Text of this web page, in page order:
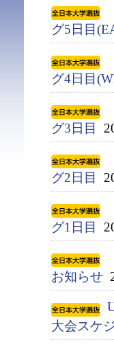
グ5日目
グ4日目
グ3日目
グ2日目
グ1日目
お知らせ
大会スケ